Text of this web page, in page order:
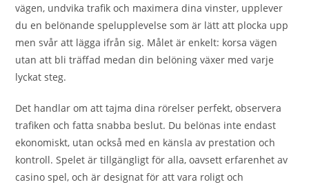
vägen, undvika trafik och maximera dina vinster, upplever
du en belönande spelupplevelse som är lätt att plocka upp
men svår att lägga ifrån sig. Målet är enkelt: korsa vägen
utan att bli träffad medan din belöning växer med varje
lyckat steg.
Det handlar om att tajma dina rörelser perfekt, observera
trafiken och fatta snabba beslut. Du belönas inte endast
ekonomiskt, utan också med en känsla av prestation och
kontroll. Spelet är tillgängligt för alla, oavsett erfarenhet av
casino spel, och är designat för att vara roligt och